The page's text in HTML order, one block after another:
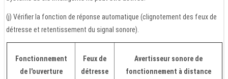
(j) Vérifier la fonction de réponse automatique (clignotement des feux de
détresse et retentissement du signal sonore).
Fonctionnement
de l'ouverture
Feux de
détresse
Avertisseur sonore de
fonctionnement à distance